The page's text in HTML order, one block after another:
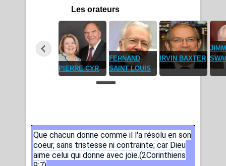
Les orateurs
PIERRE CYR
FERNAND
SAINT LOUIS
IRVIN BAXTER
Que chacun donne comme il l'a résolu en son
coeur, sans tristesse ni contrainte; car Dieu
aime celui qui donne avec joie.(2Corinthiens